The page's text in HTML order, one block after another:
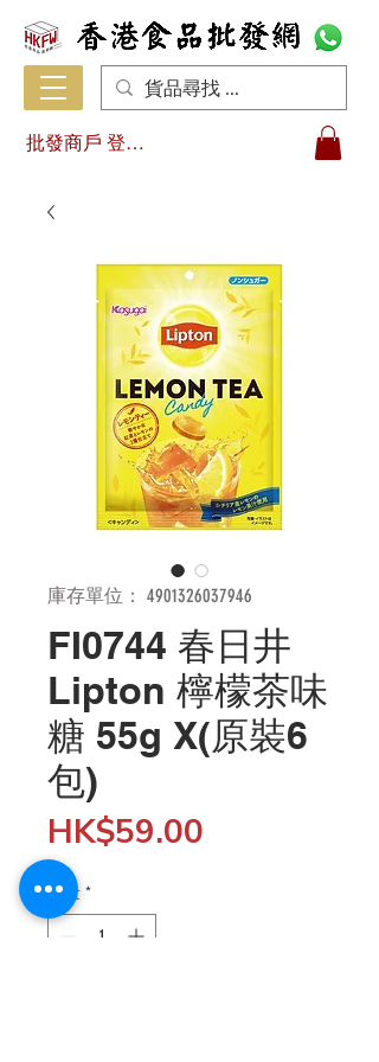
批發商戶 登入/註冊
庫存單位： 4901326037946
FI0744 春日井
Lipton 檸檬茶味
糖 55g X(原裝6
包)
HK$59.00
數量 *